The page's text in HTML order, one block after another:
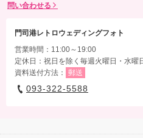
問い合わせる
門司港レトロウェディングフォト
営業時間：11:00～19:00
定休日：祝日を除く毎週火曜日・水曜
資料送付方法：
郵送
093-322-5588